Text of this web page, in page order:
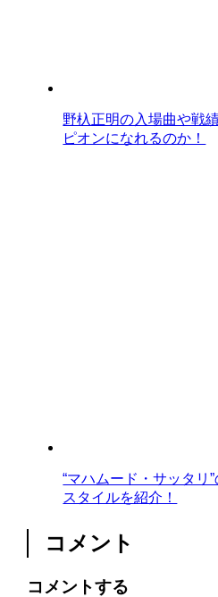
野杁正明の入場曲や戦
ピオンになれるのか！
“マハムード・サッタリ
スタイルを紹介！
コメント
コメントする